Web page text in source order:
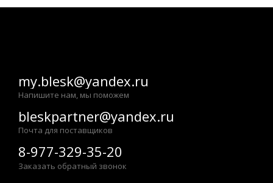
my.blesk@yandex.ru
Напишите нам, мы поможем
bleskpartner@yandex.ru
Почта для поставщиков
8-977-329-35-20
Заказать обратный звонок